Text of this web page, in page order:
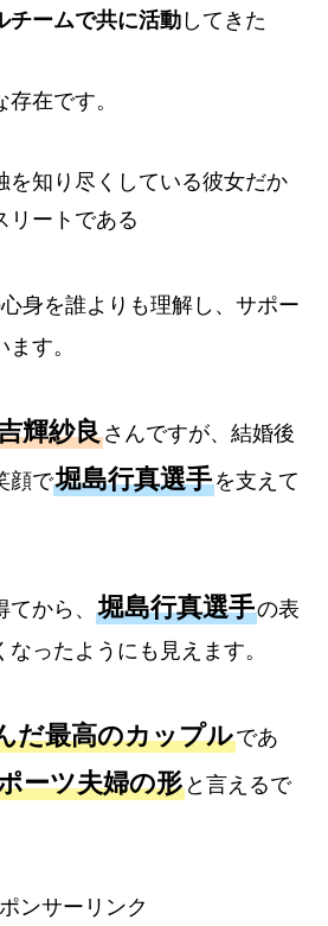
チームで共に活動してきた
在です。
を知り尽くしている彼女だか
リートである
身を誰よりも理解し、サポー
す。
輝紗良さんですが、結婚後
顔で堀島行真選手を支えて
から、 堀島行真選手の表
ったようにも見えます。
だ最高のカップルであ
ーツ夫婦の形と言えるで
ンサーリンク